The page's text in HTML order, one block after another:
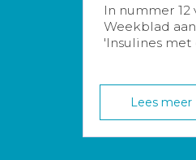
In nummer
Weekblad
'Insulines met
Lees meer